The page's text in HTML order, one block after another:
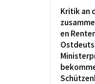
Kritik an
en